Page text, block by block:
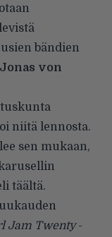
bändien
Jonas von
niitä lennosta.
sen mukaan,
täältä.
Jam Twenty-